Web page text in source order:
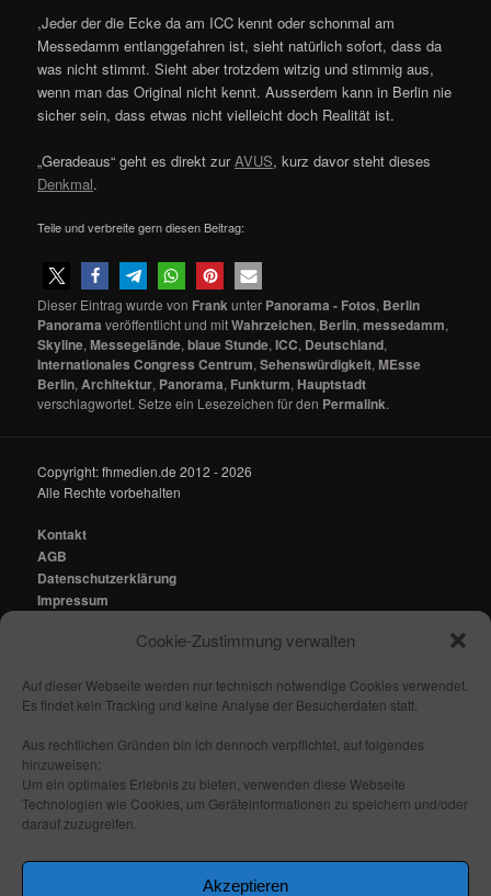
Cookie-Zustimmung verwalten
Auf dieser Webseite werden nur technisch notwendige Cookies verwendet.
Es findet kein Tracking und keine Analyse der Besucherdaten statt.
Aus rechtlichen Gründen bin ich dennoch verpflichtet, auf folgendes
hinzuweisen:
Um ein optimales Erlebnis zu bieten, verwenden diese Webseite
Technologien wie Cookies, um Geräteinformationen zu speichern und/oder
darauf zuzugreifen.
Akzeptieren
,Jeder der die Ecke da am ICC kennt oder schonmal am
Messedamm entlanggefahren ist, sieht natürlich sofort, dass da
was nicht stimmt. Sieht aber trotzdem witzig und stimmig aus,
wenn man das Original nicht kennt. Ausserdem kann in Berlin nie
sicher sein, dass etwas nicht vielleicht doch Realität ist.
„Geradeaus“ geht es direkt zurAVUS, kurz davor steht dieses
Denkmal.
Teile und verbreite gern diesen Beitrag:
Dieser Eintrag wurde von Frankunter Panorama - Fotos, Berlin
Panorama veröffentlicht und mitWahrzeichen, Berlin,messedamm,
Skyline,Messegelände,blaue Stunde,ICC, Deutschland,
Internationales Congress Centrum,Sehenswürdigkeit,MEsse
Berlin, Architektur, Panorama, Funkturm, Hauptstadt
verschlagwortet. Setze ein Lesezeichen für den Permalink.
Copyright: fhmedien.de 2012 - 2026
Alle Rechte vorbehalten
Kontakt
AGB
Datenschutzerklärung
Impressum
mail@fhmedien.de
Nach oben/ Seitenanfang
Folge mir:
_ _